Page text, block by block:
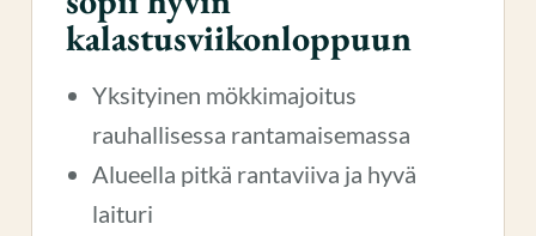
kalastusviikonloppuun
Yksityinen mökkimajoitus
rauhallisessa rantamaisemassa
Alueella pitkä rantaviiva ja hyvä
laituri